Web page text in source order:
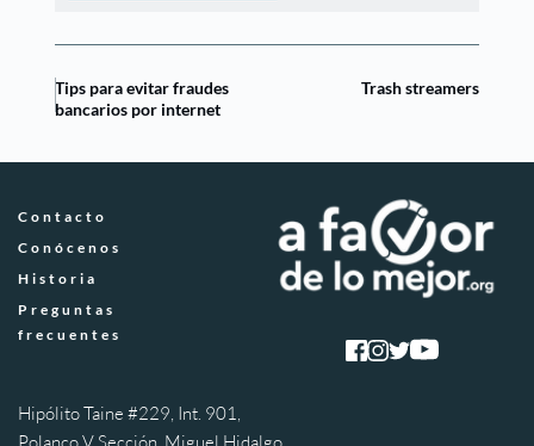
Tips para evitar fraudes
bancarios por internet
Trash streamers
Contacto
Conócenos
Historia
Preguntas
frecuentes
Hipólito Taine #229, Int. 901,